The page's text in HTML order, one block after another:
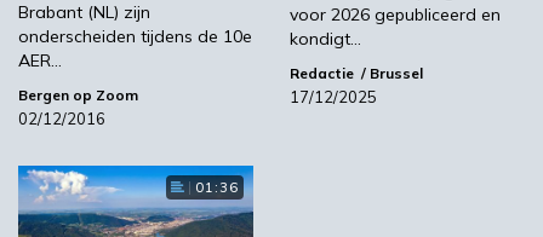
ontwikkeling door het creëren van nieuwe
banen. “Onze inspanningen zijn erop gericht
om de risico’s van innovatie te verminderen en
de marktrijpheid van de biobased sector te
uitvoerend directeur van CBE JU.
De Circular Bio-based Europe Joint
Brabant (NL) zijn
onderscheiden tijdens de 10e
AER…
Bergen op Zoom
02/12/2016
voor 2026 gepubliceerd en
kondigt…
Redactie Brussel
17/12/2025
01:36